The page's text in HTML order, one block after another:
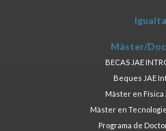
Màster/
BECAS JAE
Beques JAE
Màster en Física
Màster en
Programa de